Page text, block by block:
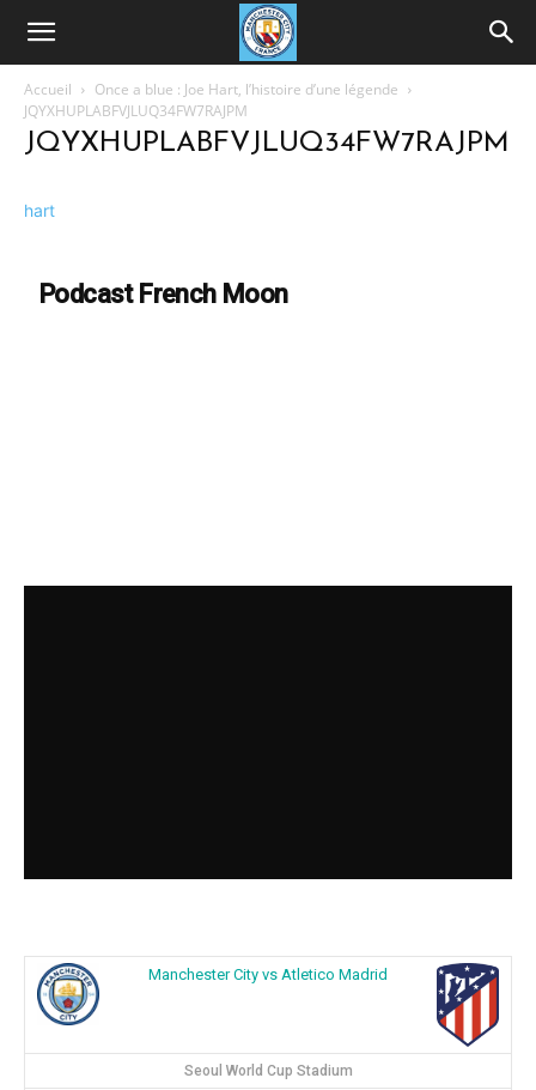
Accueil
Once a blue : Joe Hart, l’histoire d’une légende
JQYXHUPLABFVJLUQ34FW7RAJPM
JQYXHUPLABFVJLUQ34FW7RAJPM
hart
Podcast French Moon
Manchester City vs Atletico Madrid
Seoul World Cup Stadium